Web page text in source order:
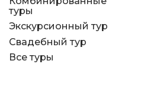
туры
Экскурсионный тур
Свадебный тур
Все туры